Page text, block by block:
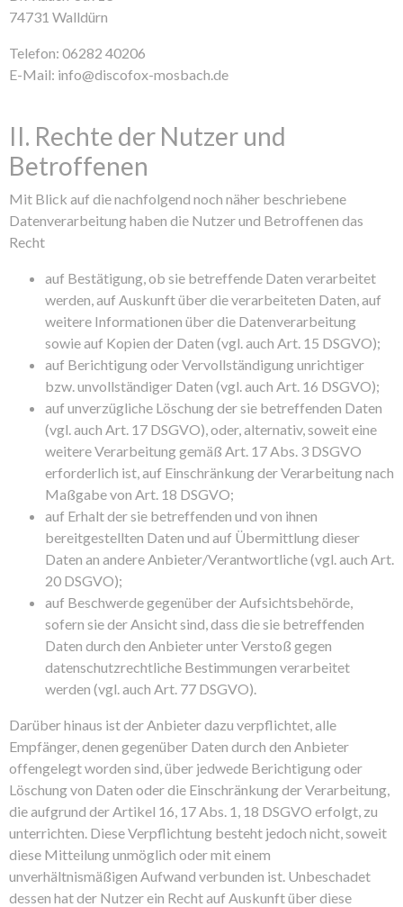
74731 Walldürn
Telefon: 06282 40206
E-Mail: info@discofox-mosbach.de
II. Rechte der Nutzer und
Betroffenen
Mit Blick auf die nachfolgend noch näher beschriebene
Datenverarbeitung haben die Nutzer und Betroffenen das
Recht
auf Bestätigung, ob sie betreffende Daten verarbeitet
werden, auf Auskunft über die verarbeiteten Daten, auf
weitere Informationen über die Datenverarbeitung
sowie auf Kopien der Daten (vgl. auch Art. 15 DSGVO);
auf Berichtigung oder Vervollständigung unrichtiger
bzw. unvollständiger Daten (vgl. auch Art. 16 DSGVO);
auf unverzügliche Löschung der sie betreffenden Daten
(vgl. auch Art. 17 DSGVO), oder, alternativ, soweit eine
weitere Verarbeitung gemäß Art. 17 Abs. 3 DSGVO
erforderlich ist, auf Einschränkung der Verarbeitung nach
Maßgabe von Art. 18 DSGVO;
auf Erhalt der sie betreffenden und von ihnen
bereitgestellten Daten und auf Übermittlung dieser
Daten an andere Anbieter/Verantwortliche (vgl. auch Art.
20 DSGVO);
auf Beschwerde gegenüber der Aufsichtsbehörde,
sofern sie der Ansicht sind, dass die sie betreffenden
Daten durch den Anbieter unter Verstoß gegen
datenschutzrechtliche Bestimmungen verarbeitet
werden (vgl. auch Art. 77 DSGVO).
Darüber hinaus ist der Anbieter dazu verpflichtet, alle
Empfänger, denen gegenüber Daten durch den Anbieter
offengelegt worden sind, über jedwede Berichtigung oder
Löschung von Daten oder die Einschränkung der Verarbeitung,
die aufgrund der Artikel 16, 17 Abs. 1, 18 DSGVO erfolgt, zu
unterrichten. Diese Verpflichtung besteht jedoch nicht, soweit
diese Mitteilung unmöglich oder mit einem
unverhältnismäßigen Aufwand verbunden ist. Unbeschadet
dessen hat der Nutzer ein Recht auf Auskunft über diese